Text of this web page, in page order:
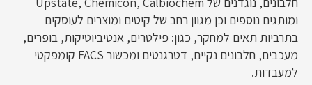
ומותגים נוספים וכן מגוון רחב של קיטים ומוצרים לעוסקים
בתרביות תאים למחקר, כגון: פילטרים, אנטיביוטיקות, בופרים,
מעכבים, חלבונים נקיים, דטרגנטים ומכשור FACS קומפקטי
למעבדות.